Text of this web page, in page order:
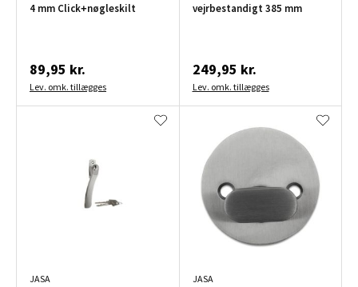
4 mm Click+nøgleskilt
89,95 kr.
Lev. omk. tillægges
vejrbestandigt 385 mm
249,95 kr.
Lev. omk. tillægges
JASA JASA